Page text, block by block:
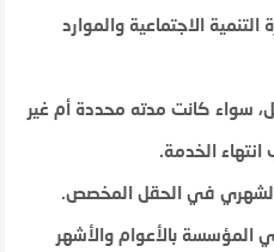
التنمية الاجتماعية والموارد
سواء كانت مدته محددة أم غير
الخدمة.
الشهري في الحقل المخصص.
المؤسسة بالأعوام والأشهر